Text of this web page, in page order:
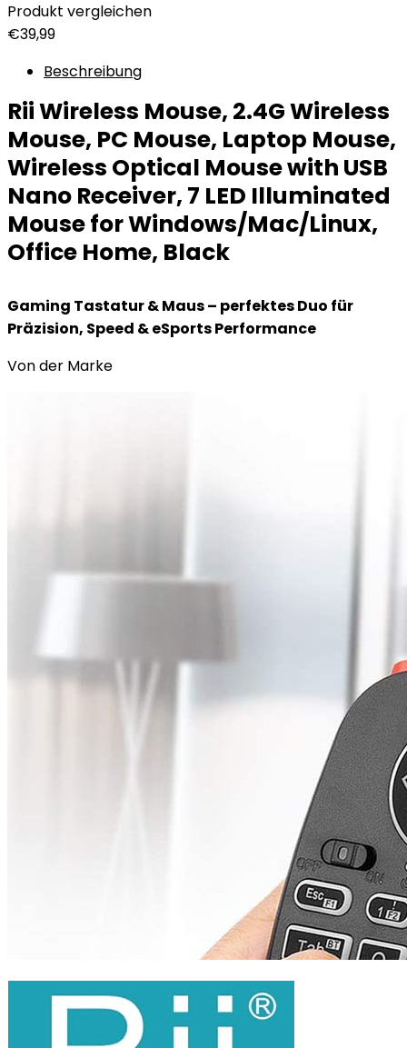
Produkt vergleichen
€39,99
Beschreibung
Rii Wireless Mouse, 2.4G Wireless
Mouse, PC Mouse, Laptop Mouse,
Wireless Optical Mouse with USB
Nano Receiver, 7 LED Illuminated
Mouse for Windows/Mac/Linux,
Office Home, Black
Gaming Tastatur & Maus – perfektes Duo für
Präzision, Speed & eSports Performance
Von der Marke